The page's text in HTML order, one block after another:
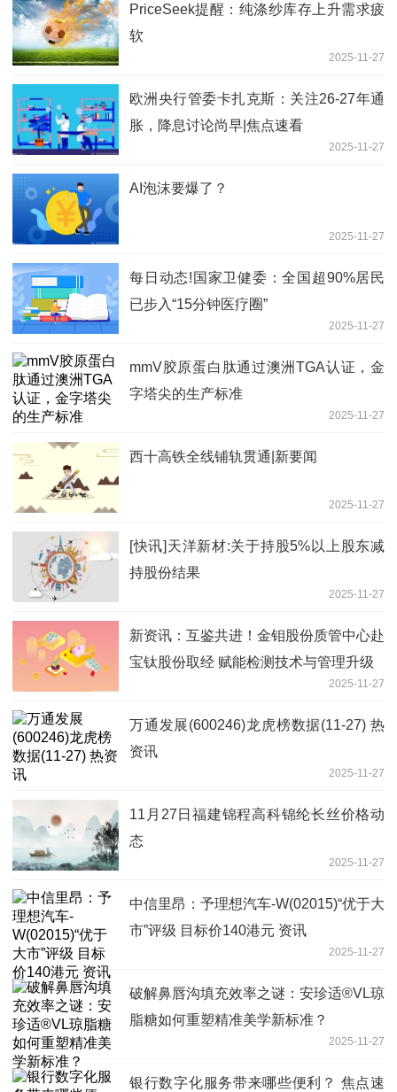
PriceSeek提醒：纯涤纱库存上升需求疲
软
2025-11-27
欧洲央行管委卡扎克斯：关注26-27年通
胀，降息讨论尚早|焦点速看
2025-11-27
AI泡沫要爆了？
2025-11-27
每日动态!国家卫健委：全国超90%居民
已步入“15分钟医疗圈”
2025-11-27
mmV胶原蛋白肽通过澳洲TGA认证，金
字塔尖的生产标准
2025-11-27
西十高铁全线铺轨贯通|新要闻
2025-11-27
[快讯]天洋新材:关于持股5%以上股东减
持股份结果
2025-11-27
新资讯：互鉴共进！金钼股份质管中心赴
宝钛股份取经 赋能检测技术与管理升级
2025-11-27
万通发展(600246)龙虎榜数据(11-27) 热
资讯
2025-11-27
11月27日福建锦程高科锦纶长丝价格动
态
2025-11-27
中信里昂：予理想汽车-W(02015)“优于大
市”评级 目标价140港元 资讯
2025-11-27
破解鼻唇沟填充效率之谜：安珍适®VL琼
脂糖如何重塑精准美学新标准？
2025-11-27
银行数字化服务带来哪些便利？ 焦点速